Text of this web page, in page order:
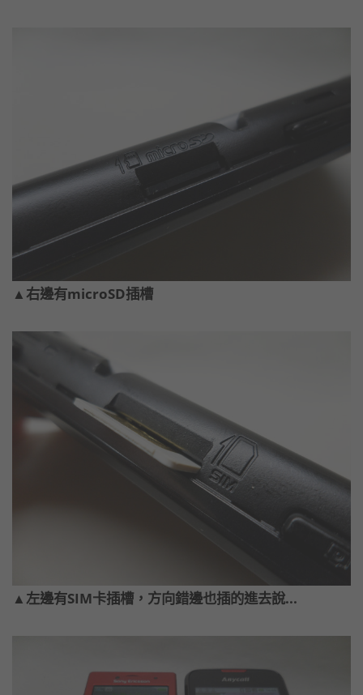
▲右邊有microSD插槽
▲左邊有SIM卡插槽，方向錯邊也插的進去說...